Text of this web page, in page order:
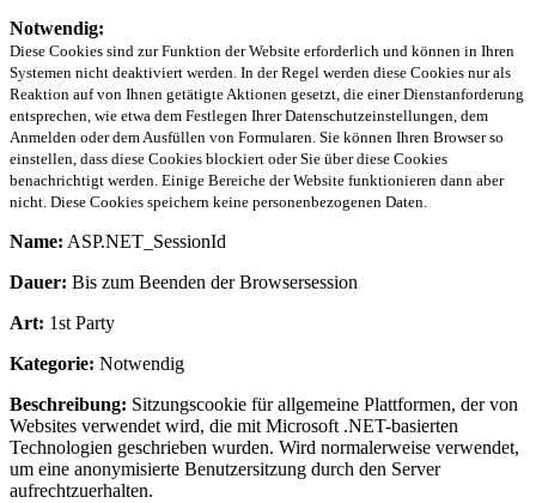
Notwendig:
Diese Cookies sind zur Funktion der Website erforderlich und können in Ihren
Systemen nicht deaktiviert werden. In der Regel werden diese Cookies nur als
Reaktion auf von Ihnen getätigte Aktionen gesetzt, die einer Dienstanforderung
entsprechen, wie etwa dem Festlegen Ihrer Datenschutzeinstellungen, dem
Anmelden oder dem Ausfüllen von Formularen. Sie können Ihren Browser so
einstellen, dass diese Cookies blockiert oder Sie über diese Cookies
benachrichtigt werden. Einige Bereiche der Website funktionieren dann aber
nicht. Diese Cookies speichern keine personenbezogenen Daten.
Name: ASP.NET_SessionId
Dauer: Bis zum Beenden der Browsersession
Art: 1st Party
Kategorie: Notwendig
Beschreibung: Sitzungscookie für allgemeine Plattformen, der von
Websites verwendet wird, die mit Microsoft .NET-basierten
Technologien geschrieben wurden. Wird normalerweise verwendet,
um eine anonymisierte Benutzersitzung durch den Server
aufrechtzuerhalten.